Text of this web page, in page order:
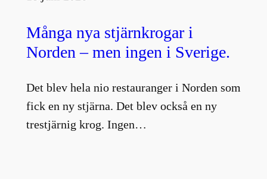
Många nya stjärnkrogar i
Norden – men ingen i Sverige.
Det blev hela nio restauranger i Norden som
fick en ny stjärna. Det blev också en ny
trestjärnig krog. Ingen…